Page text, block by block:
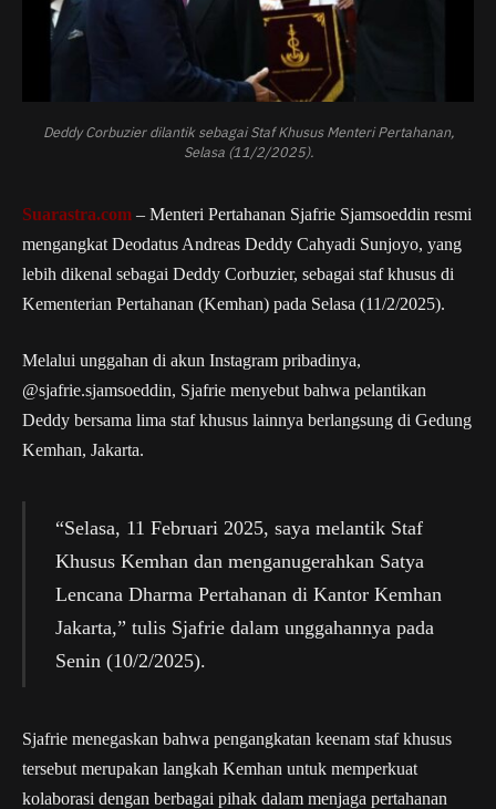
Deddy Corbuzier dilantik sebagai Staf Khusus Menteri Pertahanan,
Selasa (11/2/2025).
Suarastra.com – Menteri Pertahanan Sjafrie Sjamsoeddin resmi
mengangkat Deodatus Andreas Deddy Cahyadi Sunjoyo, yang
lebih dikenal sebagai Deddy Corbuzier, sebagai staf khusus di
Kementerian Pertahanan (Kemhan) pada Selasa (11/2/2025).
Melalui unggahan di akun Instagram pribadinya,
@sjafrie.sjamsoeddin, Sjafrie menyebut bahwa pelantikan
Deddy bersama lima staf khusus lainnya berlangsung di Gedung
Kemhan, Jakarta.
“Selasa, 11 Februari 2025, saya melantik Staf
Khusus Kemhan dan menganugerahkan Satya
Lencana Dharma Pertahanan di Kantor Kemhan
Jakarta,” tulis Sjafrie dalam unggahannya pada
Senin (10/2/2025).
Sjafrie menegaskan bahwa pengangkatan keenam staf khusus
tersebut merupakan langkah Kemhan untuk memperkuat
kolaborasi dengan berbagai pihak dalam menjaga pertahanan